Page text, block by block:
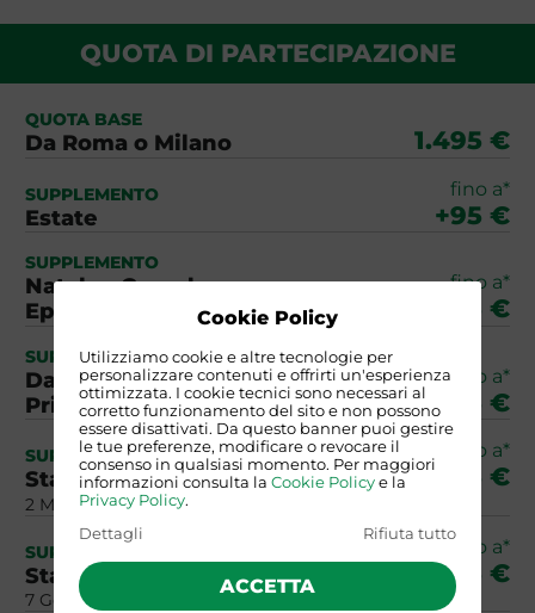
Cookie Policy
Utilizziamo cookie e altre tecnologie per
personalizzare contenuti e offrirti un'esperienza
ottimizzata. I cookie tecnici sono necessari al
corretto funzionamento del sito e non possono
essere disattivati. Da questo banner puoi gestire
le tue preferenze, modificare o revocare il
consenso in qualsiasi momento. Per maggiori
informazioni consulta la Cookie Policye la
Privacy Policy.
Dettagli
Rifiuta tutto
ACCETTA
QUOTA DI PARTECIPAZIONE
QUOTA BASE
Da Roma o Milano 1.495 €
SUPPLEMENTO
Estate
fino a*
+95 €
SUPPLEMENTO
Natale - Capodanno -
Epifania
fino a*
+215 €
SUPPLEMENTO
Da Pasqua ai Ponti
Primaverili
fino a*
+125 €
SUPPLEMENTO
Stagionale
2 Maggio - 30 Giugno
fino a*
+105 €
SUPPLEMENTO
Stagionale
7 Gennaio - 31 Marzo
fino a*
+155 €